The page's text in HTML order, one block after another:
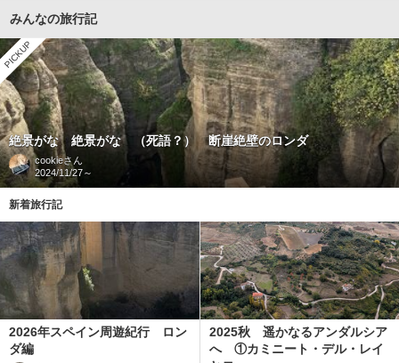
みんなの旅行記
PICKUP
絶景がな 絶景がな （死語？） 断崖絶壁のロンダ
cookieさん
2024/11/27～
新着旅行記
2026年スペイン周遊紀行 ロン
ダ編
2025秋 遥かなるアンダルシア
へ ①カミニート・デル・レイ